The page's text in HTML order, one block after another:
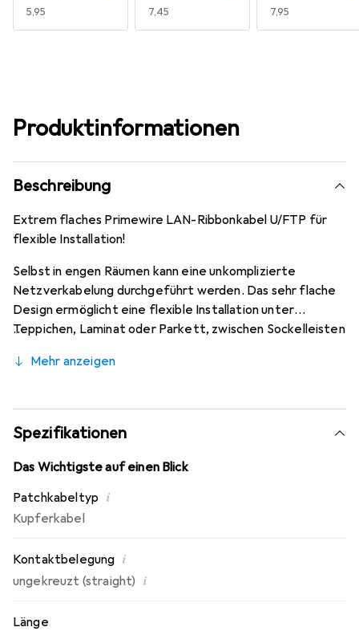
EUR
5,95 EUR
7,45 EUR
7,95
Produktinformationen
Beschreibung
Extrem flaches Primewire LAN-Ribbonkabel U/FTP für
flexible Installation!
Selbst in engen Räumen kann eine unkomplizierte
Netzverkabelung durchgeführt werden. Das sehr flache
Design ermöglicht eine flexible Installation unter
Teppichen, Laminat oder Parkett, zwischen Sockelleisten
kann somit leicht verborgen werden.
Mehr anzeigen
Spezifikationen
Das Wichtigste auf einen Blick
Patchkabeltyp i
Kupferkabel
Kontaktbelegung i
ungekreuzt (straight) i
Länge